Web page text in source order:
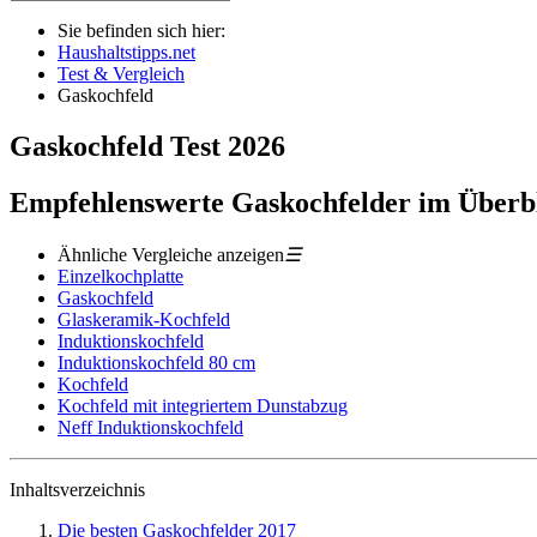
Sie befinden sich hier:
Haushaltstipps.net
Test & Vergleich
Gaskochfeld
Gaskochfeld Test 2026
Empfehlenswerte Gaskochfelder im
Ähnliche Vergleiche anzeigen☰
Einzelkochplatte
Gaskochfeld
Glaskeramik-Kochfeld
Induktionskochfeld
Induktionskochfeld 80 cm
Kochfeld
Kochfeld mit integriertem Dunstabzug
Neff Induktionskochfeld
Inhaltsverzeichnis
Die besten Gaskochfelder 2017